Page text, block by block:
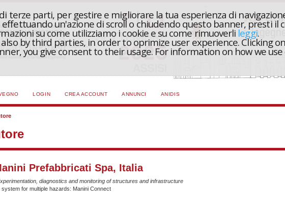
terze parti, per gestire e migliorare la tua esperienza di
un'azione di scroll o chiudendo questo banner, presti il
su come utilizziamo i cookie e su come rimuoverli leggi.
also by third parties, in order to oprimize user experience. Clicking
you give consent to their usage. For information on how we use
LOGIN CREA ACCOUNT ANNUNCI ANIDIS
Prefabbricati Spa, Italia
diagnostics and monitoring of structures and infrastructure
system for multiple hazards: Manini Connect